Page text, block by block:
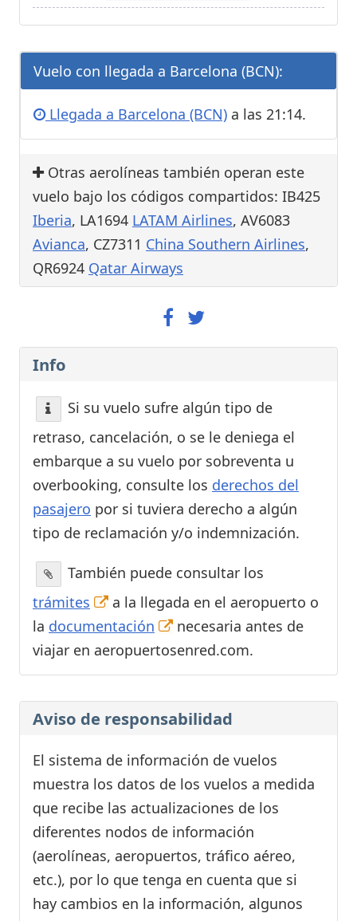
Vuelo con llegada a Barcelona (BCN):
Llegada a Barcelona (BCN) a las 21:14.
Otras aerolíneas también operan este
vuelo bajo los códigos compartidos: IB425
Iberia, LA1694 LATAM Airlines, AV6083
Avianca, CZ7311 China Southern Airlines,
QR6924 Qatar Airways
Info
Si su vuelo sufre algún tipo de
retraso, cancelación, o se le deniega el
embarque a su vuelo por sobreventa u
overbooking, consulte los derechos del
pasajero por si tuviera derecho a algún
tipo de reclamación y/o indemnización.
También puede consultar los
trámites
a la llegada en el aeropuerto o
la documentación
necesaria antes de
viajar en aeropuertosenred.com.
Aviso de responsabilidad
El sistema de información de vuelos
muestra los datos de los vuelos a medida
que recibe las actualizaciones de los
diferentes nodos de información
(aerolíneas, aeropuertos, tráfico aéreo,
etc.), por lo que tenga en cuenta que si
hay cambios en la información, algunos